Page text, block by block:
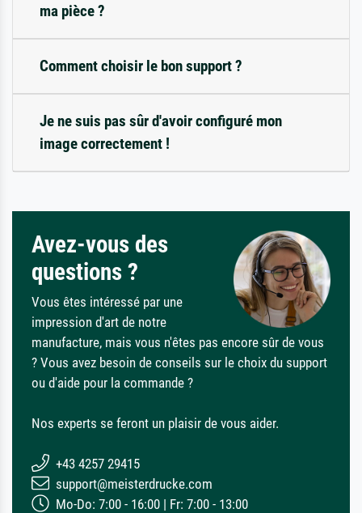
ma pièce ?
Comment choisir le bon support ?
Je ne suis pas sûr d'avoir configuré mon
image correctement !
Avez-vous des
questions ?
Vous êtes intéressé par une
impression d'art de notre
manufacture, mais vous n'êtes pas encore sûr de vous
? Vous avez besoin de conseils sur le choix du support
ou d'aide pour la commande ?
Nos experts se feront un plaisir de vous aider.
+43 4257 29415
support@meisterdrucke.com
Mo-Do: 7:00 - 16:00 | Fr: 7:00 - 13:00